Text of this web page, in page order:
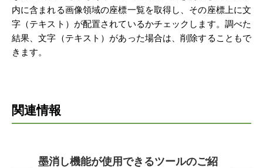
内に含まれる画像領域の座標一覧を取得し、その座標上に文
字（テキスト）が配置されているかチェックします。調べた
結果、文字（テキスト）があった場合は、削除することもで
きます。
関連情報
墨消し機能が使用できるツールのご紹